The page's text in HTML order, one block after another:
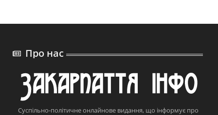
Про нас
Суспільно-політичне онлайнове видання, що інформує про